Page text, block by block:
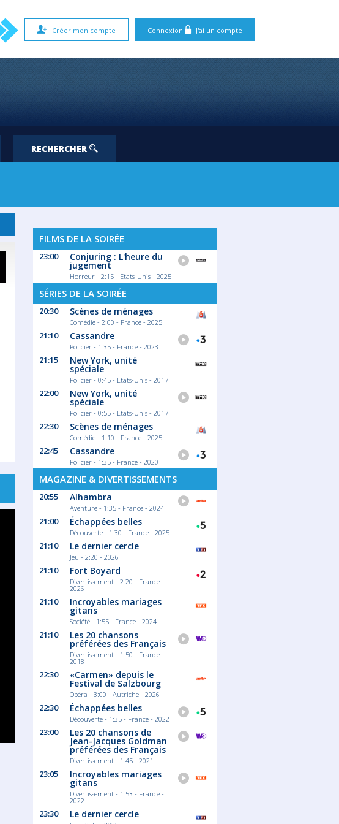
Connexion J'ai un compte
Créer mon compte
RECHERCHER
FILMS DE LA SOIRÉE
23:00 Conjuring : L'heure du
jugement
Horreur - 2:15 - Etats-Unis - 2025
SÉRIES DE LA SOIRÉE
20:30 Scènes de ménages
Comédie - 2:00 - France - 2025
21:10 Cassandre
Policier - 1:35 - France - 2023
21:15 New York, unité
spéciale
Policier - 0:45 - Etats-Unis - 2017
22:00 New York, unité
spéciale
Policier - 0:55 - Etats-Unis - 2017
22:30 Scènes de ménages
Comédie - 1:10 - France - 2025
22:45 Cassandre
Policier - 1:35 - France - 2020
MAGAZINE & DIVERTISSEMENTS
20:55 Alhambra
Aventure - 1:35 - France - 2024
21:00 Échappées belles
Découverte - 1:30 - France - 2025
21:10 Le dernier cercle
Jeu - 2:20 - 2026
21:10 Fort Boyard
Divertissement - 2:20 - France -
2026
21:10 Incroyables mariages
gitans
Société - 1:55 - France - 2024
21:10 Les 20 chansons
préférées des Français
Divertissement - 1:50 - France -
2018
22:30 «Carmen» depuis le
Festival de Salzbourg
Opéra - 3:00 - Autriche - 2026
22:30 Échappées belles
Découverte - 1:35 - France - 2022
23:00 Les 20 chansons de
Jean-Jacques Goldman
préférées des Français
Divertissement - 1:45 - 2021
23:05 Incroyables mariages
gitans
Divertissement - 1:53 - France -
2022
23:30 Le dernier cercle